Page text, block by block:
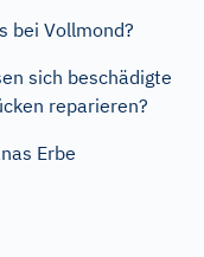
bei Vollmond?
sich beschädigte
reparieren?
Erbe